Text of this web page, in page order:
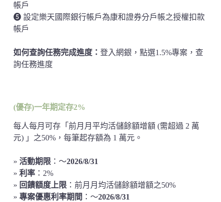
帳戶
➎ 設定樂天國際銀行帳戶為康和證券分戶帳之授權扣款
帳戶
如何查詢任務完成進度： 登入網銀，點選1.5%專案，查
詢任務進度
(優存)一年期定存2%
每人每月可存「前月月平均活儲餘額增額 (需超過 2 萬
元) 」之50%，每筆起存額為 1 萬元。
» 活動期限：～2026/8/31
» 利率：2%
» 回饋額度上限：前月月均活儲餘額增額之50%
» 專案優惠利率期間 ：～2026/8/31